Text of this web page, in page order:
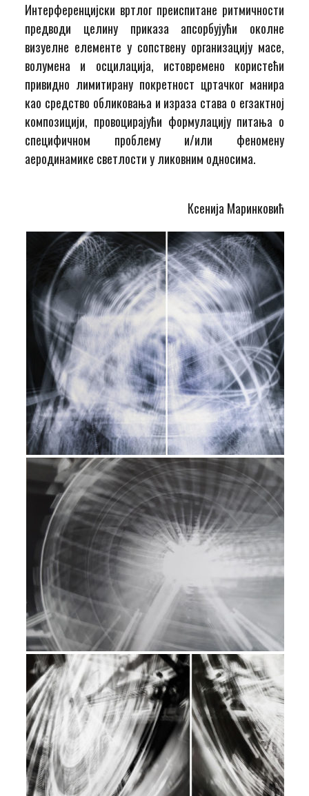
Интерференцијски вртлог преиспитане ритмичности
предводи целину приказа апсорбујући околне
визуелне елементе у сопствену организацију масе,
волумена и осцилација, истовремено користећи
привидно лимитирану покретност цртачког манира
као средство обликовања и израза става о егзактној
композицији, провоцирајући формулацију питања о
специфичном проблему и/или феномену
аеродинамике светлости у ликовним односима.
Ксенија Маринковић